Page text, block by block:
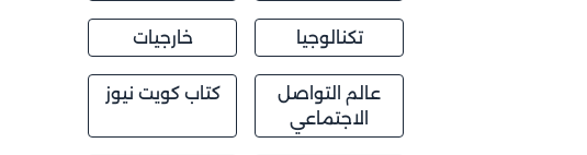
تكنالوجيا خارجيات
عالم التواصل
الاجتماعي
كتاب كويت نيوز